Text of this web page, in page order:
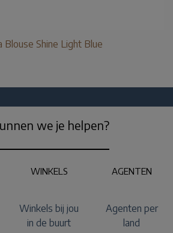
Blouse Shine Light Blue
we je helpen?
WINKELS
Winkels bij jou
in de buurt
AGENTEN
Agenten per
land